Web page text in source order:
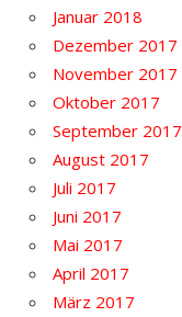
Januar 2018
Dezember 2017
November 2017
Oktober 2017
September 2017
August 2017
Juli 2017
Juni 2017
Mai 2017
April 2017
März 2017